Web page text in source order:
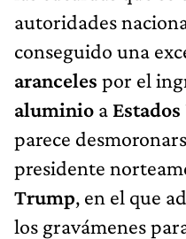
autoridades
conseguido una
aranceles por el
aluminio a
parece
presidente
Trump, en el que
los gravámenes